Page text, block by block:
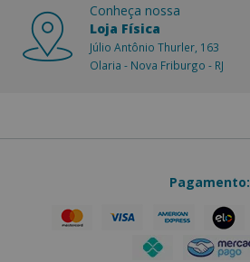
Conheça nossa
Loja Física
Júlio Antônio Thurler, 163
Olaria - Nova Friburgo - RJ
Pagamento: